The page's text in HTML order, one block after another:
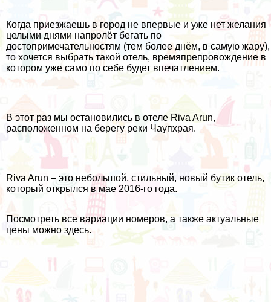
Когда приезжаешь в город не впервые и уже нет желания
целыми днями напролёт бегать по
достопримечательностям (тем более днём, в самую жару),
то хочется выбрать такой отель, времяпрепровождение в
котором уже само по себе будет впечатлением.
В этот раз мы остановились в отеле Riva Arun,
расположенном на берегу реки Чаупхрая.
Riva Arun – это небольшой, стильный, новый бутик отель,
который открылся в мае 2016-го года.
Посмотреть все вариации номеров, а также актуальные
цены можноздесь.